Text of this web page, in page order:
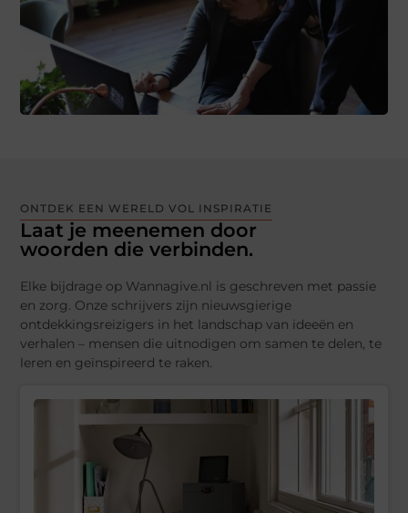
ONTDEK EEN WERELD VOL INSPIRATIE
Laat je meenemen door
woorden die verbinden.
Elke bijdrage op Wannagive.nl is geschreven met passie
en zorg. Onze schrijvers zijn nieuwsgierige
ontdekkingsreizigers in het landschap van ideeën en
verhalen – mensen die uitnodigen om samen te delen, te
leren en geïnspireerd te raken.